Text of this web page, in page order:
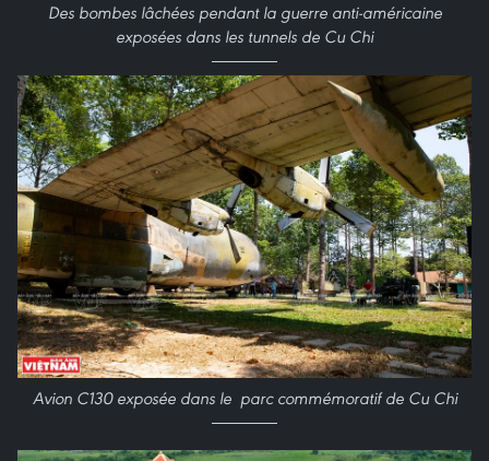
Des bombes lâchées pendant la guerre anti-américaine
exposées dans les tunnels de Cu Chi
Avion C130 exposée dans le parc commémoratif de Cu Chi